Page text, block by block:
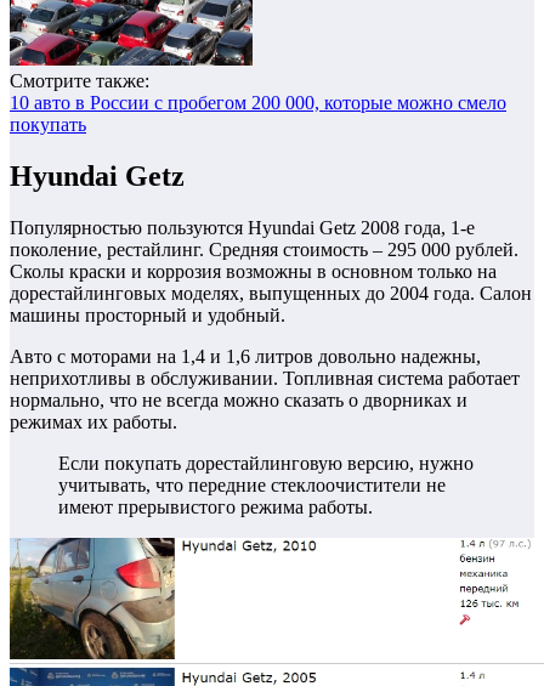
Смотрите также:
10 авто в России с пробегом 200 000, которые можно смело
покупать
Hyundai Getz
Популярностью пользуются Hyundai Getz 2008 года, 1-е
поколение, рестайлинг. Средняя стоимость – 295 000 рублей.
Сколы краски и коррозия возможны в основном только на
дорестайлинговых моделях, выпущенных до 2004 года. Салон
машины просторный и удобный.
Авто с моторами на 1,4 и 1,6 литров довольно надежны,
неприхотливы в обслуживании. Топливная система работает
нормально, что не всегда можно сказать о дворниках и
режимах их работы.
Если покупать дорестайлинговую версию, нужно
учитывать, что передние стеклоочистители не
имеют прерывистого режима работы.